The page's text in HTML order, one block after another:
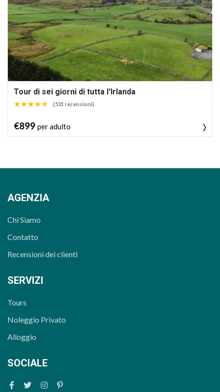
Tour di sei giorni di tutta l'Irlanda
(531 recensioni)
€899 per adulto
AGENZIA
Chi Siamo
Contatto
Recensioni dei clienti
SERVIZI
Tours
Noleggio Privato
Alloggio
SOCIALE
Facebook
TwitterInstagram
Pinterest